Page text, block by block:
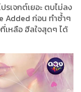
รเจกต์เยอะ ตบไม่ลง
Added ก่อน ทำซ้ำๆ
เหลือ ฮีลใจสุดๆ ได้